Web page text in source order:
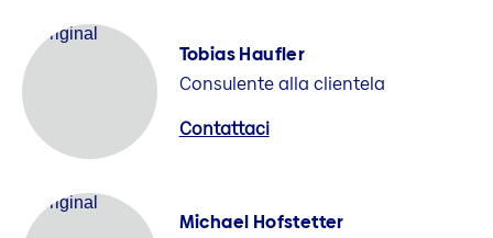
Tobias Haufler
Consulente alla clientela
Contattaci
Michael Hofstetter